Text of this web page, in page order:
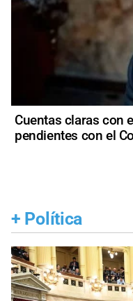
Cuentas claras con
pendientes con el
+ Política